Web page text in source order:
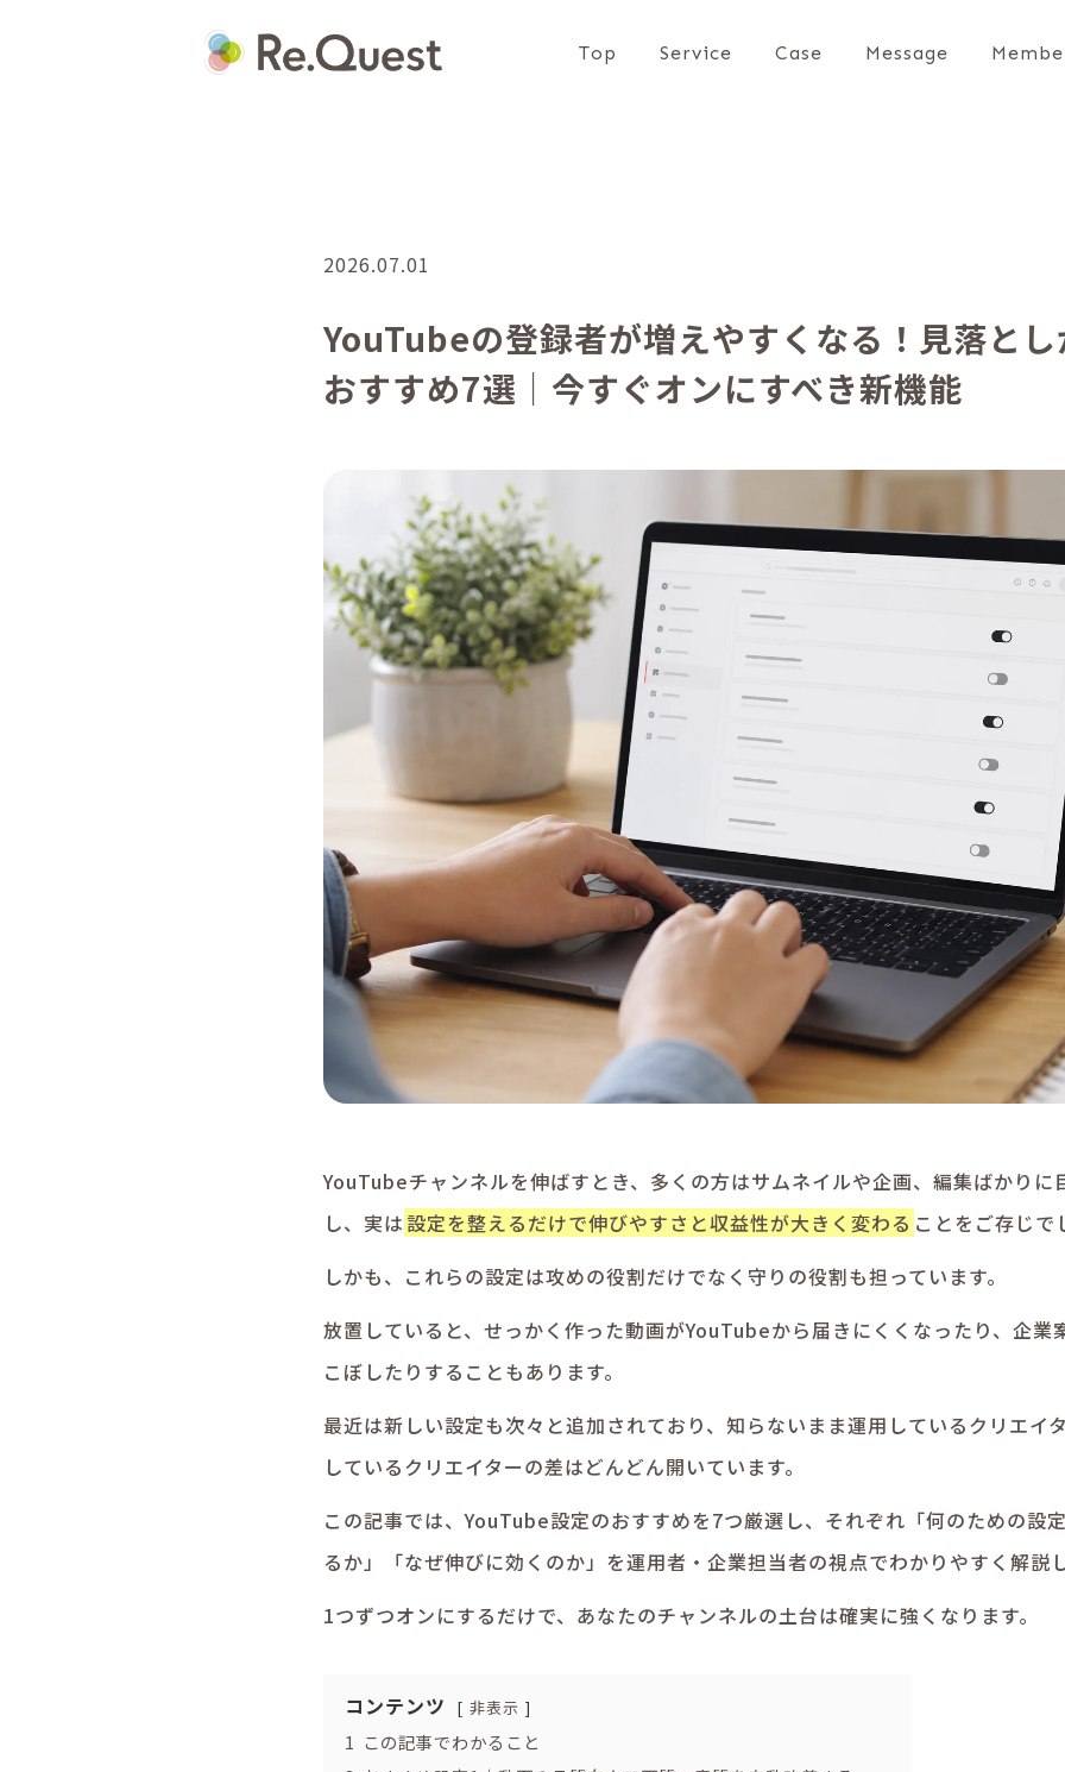
Top Service Case Message
2026.07.01
YouTubeの登録者が増えやすくなる！見落と
おすすめ7選｜今すぐオンにすべき新機能
YouTubeチャンネルを伸ばすとき、多くの方はサムネイルや企画、編集ばかりに
し、実は設定を整えるだけで伸びやすさと収益性が大きく変わる ことをご存じで
しかも、これらの設定は攻めの役割だけでなく守りの役割も担っています。
放置していると、せっかく作った動画がYouTubeから届きにくくなったり、企業
こぼしたりすることもあります。
最近は新しい設定も次々と追加されており、知らないまま運用しているクリエイ
しているクリエイターの差はどんどん開いています。
この記事では、YouTube設定のおすすめを7つ厳選し、それぞれ「何のための設
るか」「なぜ伸びに効くのか」を運用者・企業担当者の視点でわかりやすく解説
1つずつオンにするだけで、あなたのチャンネルの土台は確実に強くなります。
コンテンツ 非表示
1 この記事でわかること